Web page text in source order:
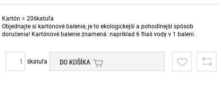
Kartón = 20škatuľa
Objednajte si kartónové balenie, je to ekologickejší a pohodlnejší spôsob
doručenia! Kartónové balenie znamená: napríklad 6 fliaš vody v 1 balení.
škatuľa DO KOŠÍKA